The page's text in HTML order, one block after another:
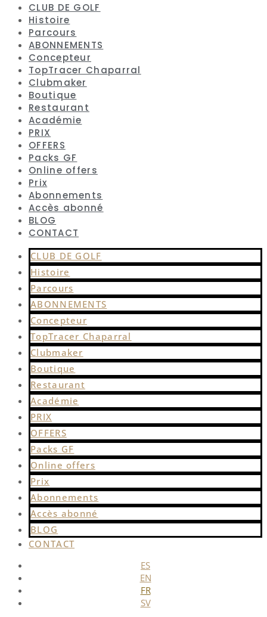
CLUB DE GOLF
Histoire
Parcours
ABONNEMENTS
Concepteur
TopTracer Chaparral
Clubmaker
Boutique
Restaurant
Académie
PRIX
OFFERS
Packs GF
Online offers
Prix
Abonnements
Accès abonné
BLOG
CONTACT
CLUB DE GOLF
Histoire
Parcours
ABONNEMENTS
Concepteur
TopTracer Chaparral
Clubmaker
Boutique
Restaurant
Académie
PRIX
OFFERS
Packs GF
Online offers
Prix
Abonnements
Accès abonné
BLOG
CONTACT
ES
EN
FR
SV